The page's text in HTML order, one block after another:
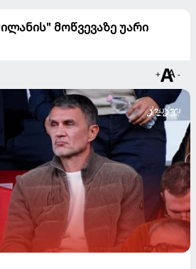
მოწვევაზე უარი
+ -